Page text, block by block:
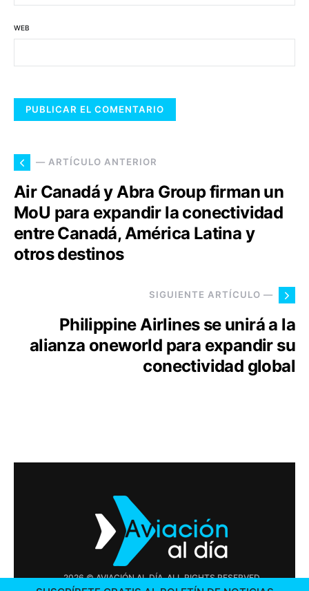
WEB
— ARTÍCULO ANTERIOR
Air Canadá y Abra Group firman un
MoU para expandir la conectividad
entre Canadá, América Latina y
otros destinos
SIGUIENTE ARTÍCULO —
Philippine Airlines se unirá a la
alianza oneworld para expandir su
conectividad global
2026 © AVIACIÓN AL DÍA. ALL RIGHTS RESERVED